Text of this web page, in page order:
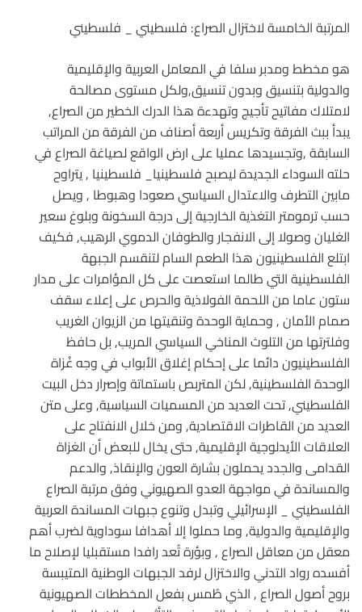
المرتبة الخامسة لاختزال الصراع: فلسطيني _ فلسطيني
هو مخطط ومدبر سلفا في المعامل العربية والإقليمية
والدولية بتنسيق وبدون تنسيق,ولكل مستوى مصالحة
لامتلاك مفاتيح تأجيج وتهدءة هذا الدرك الخطير من الصراع,
يبدأ ببث الفرقة وتكريس أربعة أصناف من الفرقة من المراتب
السابقة ,وتجسيدها عمليا على ارض الواقع لصياغة الصراع في
حلته السوداء الجديدة ليصبح فلسطينيا_ فلسطينيا , يتراوح
مابين التطرف والاعتدال السياسي صعودا وهبوطا , ويصل
حسب ترمومتر التغذية الخارجية إلى درجة السخونة وبلوغ سعير
الغليان وصولا إلى الانفجار والطوفان الدموي الرهيب, فكيف
ابتلع الفلسطينيون هذا الطعم السام لتنقسم الجبهة
الفلسطينية التي طالما استعصت على كل المؤامرات على مدار
ستون عاما من اللحمة الفولاذية والحرص على إعلاء سقف
صمام الأمان , وحماية الوحدة وتنقيتها من الزيوان الغريب
وفلترتها من التلوث المناخي السياسي المريب, بل حافظ
الفلسطينيون دائما على إحكام إغلاق الأبواب في وجه غُزاة
الوحدة الفلسطينية, لكن المتربص باستماتة وإصرار دخل البيت
الفلسطيني, تحت العديد من المسميات السياسية, وعلى متن
العديد من القاطرات الاقتصادية, ومن خلال الانفتاح على
العلاقات الأيدلوجية الإقليمية, حتى يخال للبعض أن الغزاة
القدامى والجدد يحملون بشارة العون والإنقاذ, والدعم
والمساندة في مواجهة العدو الصهيوني وفق مرتبة الصراع
الفلسطيني _ الإسرائيلي وتبدل وتنوع جبهات المساندة العربية
والإقليمية والدولية, وما حملوا إلا أهدافا سوداوية لضرب أهم
معقل من معاقل الصراع , وبؤرة تُعد رافدا مستقبليا لإصلاح ما
أفسده رواد التدني والاختزال لرفد الجبهات الوطنية المتيبسة
بروح أصول الصراع , الذي طُمس بفعل المخططات الصهيونية